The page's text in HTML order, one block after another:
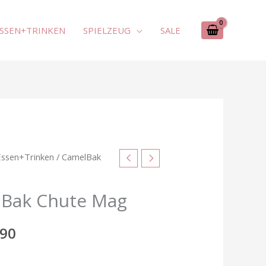
SPIELZEUG SALE
/ CamelBak
Chute Mag